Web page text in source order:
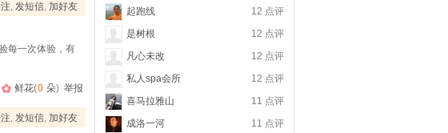
, 发短信, 加好友
每一次体验，有
鲜花(0 朵) 举报
, 发短信, 加好友
12 点评
起跑线
12 点评
是树根
12 点评
凡心未改
12 点评
私人spa会所
11 点评
喜马拉雅山
11 点评
成洛一河